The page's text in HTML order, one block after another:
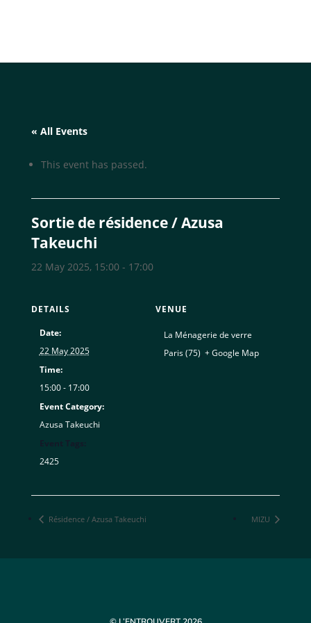
« All Events
This event has passed.
Sortie de résidence / Azusa
Takeuchi
22 May 2025, 15:00- 17:00
DETAILS
Date:
22 May 2025
Time:
15:00 - 17:00
Event Category:
Azusa Takeuchi
2425
VENUE
La Ménagerie de verre
Paris (75) + Google Map
Résidence / Azusa Takeuchi MIZU